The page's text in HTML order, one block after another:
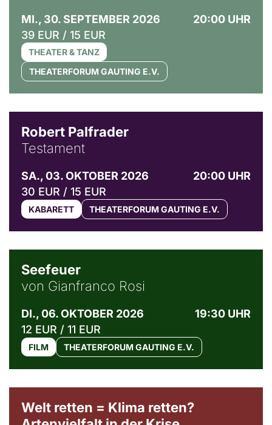
MI., 30. SEPTEMBER 2026
20:00 UHR
39 EUR / 15 EUR
THEATER & TANZ
THEATERFORUM GAUTING E.V.
Robert Palfrader
Testament
SA., 03. OKTOBER 2026
20:00 UHR
30 EUR / 15 EUR
KABARETT THEATERFORUM GAUTING E.V.
Seefeuer
von Gianfranco Rosi
DI., 06. OKTOBER 2026
19:30 UHR
12 EUR / 11 EUR
FILM THEATERFORUM GAUTING E.V.
Welt retten = Klima retten?